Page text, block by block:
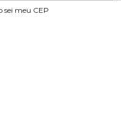
sei meu CEP